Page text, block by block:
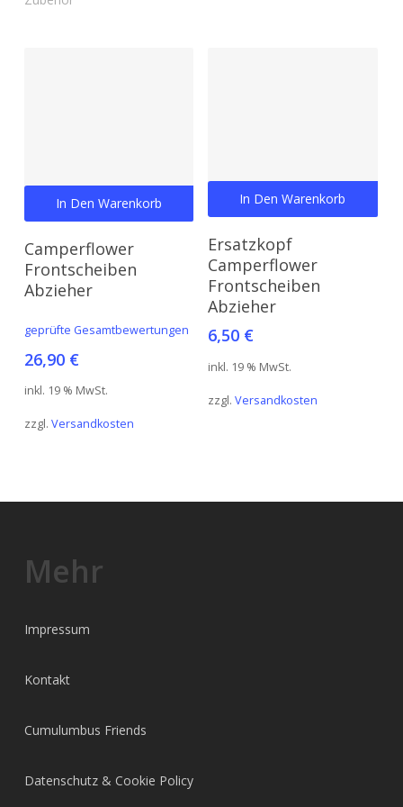
In Den Warenkorb
Camperflower
Frontscheiben
Abzieher
geprüfte Gesamtbewertungen
26,90 €
inkl. 19 % MwSt.
zzgl. Versandkosten
In Den Warenkorb
Ersatzkopf
Camperflower
Frontscheiben
Abzieher
6,50 €
inkl. 19 % MwSt.
zzgl.Versandkosten
Mehr
Impressum
Kontakt
Cumulumbus Friends
Datenschutz & Cookie Policy